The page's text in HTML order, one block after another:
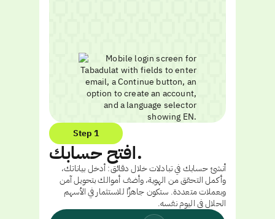
Step 1
افتح حسابك.
أنشئ حسابك في تبادلات خلال دقائق: أدخل بياناتك،
وأكمل التحقق من الهوية، وأضف أموالك بتحويل آمن
وبعملات متعددة. ستكون جاهزًا للاستثمار في الأسهم
الحلال في اليوم نفسه.